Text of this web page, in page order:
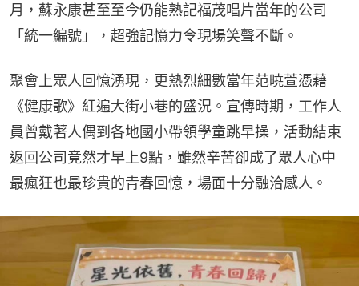
月，蘇永康甚至至今仍能熟記福茂唱片當年的公司
「統一編號」，超強記憶力令現場笑聲不斷。
聚會上眾人回憶湧現，更熱烈細數當年范曉萱憑藉
《健康歌》紅遍大街小巷的盛況。宣傳時期，工作人
員曾戴著人偶到各地國小帶領學童跳早操，活動結束
返回公司竟然才早上9點，雖然辛苦卻成了眾人心中
最瘋狂也最珍貴的青春回憶，場面十分融洽感人。